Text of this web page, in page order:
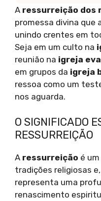
A ressurreição dos
promessa divina que
unindo crentes em
Seja em um culto na
reunião na igreja
em grupos da igreja
ressoa como um
nos aguarda.
O SIGNIFICADO
RESSURREIÇÃO
A ressurreição é
tradições religiosas
representa uma
renascimento